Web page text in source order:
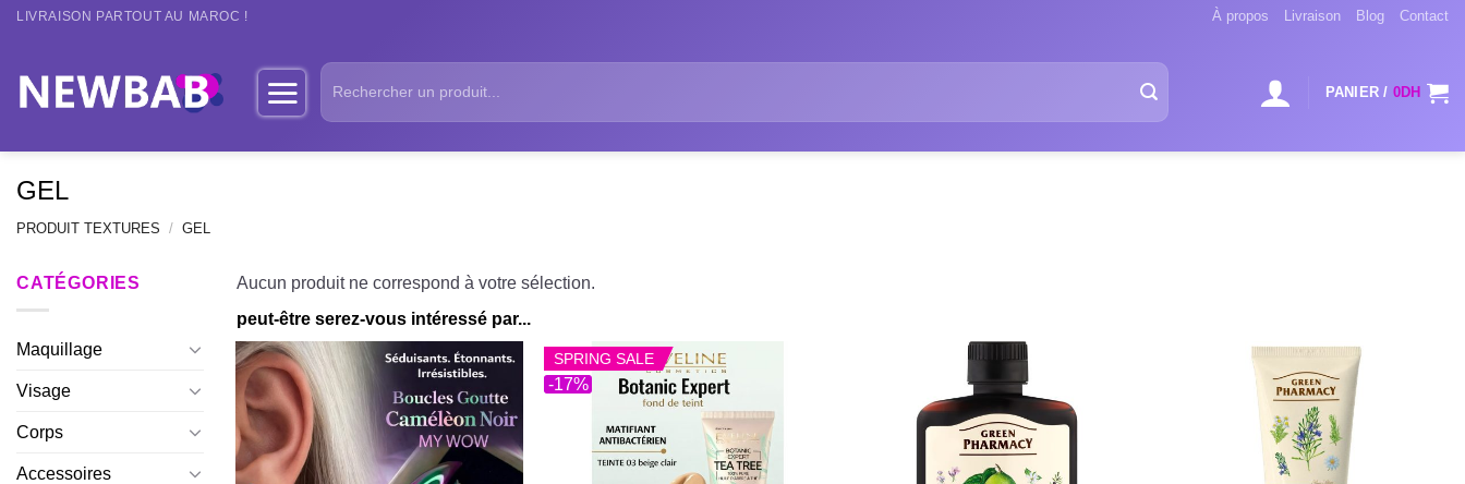
Passer
LIVRAISON PARTOUT AU MAROC ! À propos Livraison Blog Contact
Recherche
pour :
PANIER / 0DH
GEL
PRODUIT TEXTURES / GEL
CATÉGORIES
Maquillage
Visage
Corps
Accessoires
Aucun produit ne correspond à votre sélection.
peut-être serez-vous intéressé par...
-17%
SPRING SALE